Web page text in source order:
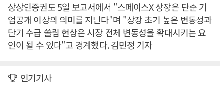
상상인증권도 5일 보고서에서 "스페이스X 상장은 단순 기
업공개 이상의 의미를 지닌다"며 "상장 초기 높은 변동성과
단기 수급 쏠림 현상은 시장 전체 변동성을 확대시키는 요
인이 될 수 있다"고 경계했다. 김민정 기자
인기기사